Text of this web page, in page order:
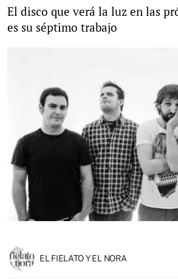
El disco que verá la luz en las
es su séptimo trabajo
EL FIELATO Y EL NORA